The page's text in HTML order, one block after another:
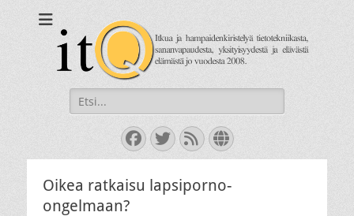
Itkua ja hammastenkiristelyä jo vuodesta 2008.
Search
for:
Facebook
Twitter
FeedWebsite
Oikea ratkaisu lapsiporno-
ongelmaan?